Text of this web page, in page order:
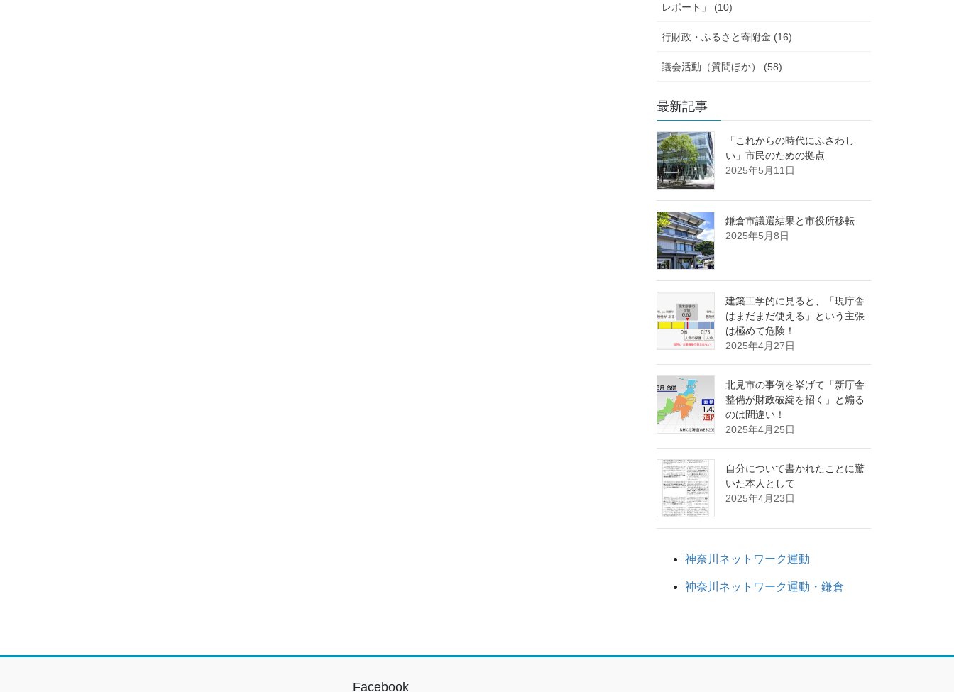
レポート」 (10)
行財政・ふるさと寄附金 (16)
議会活動（質問ほか） (58)
最新記事
「これからの時代にふさわし
い」市民のための拠点
2025年5月11日
鎌倉市議選結果と市役所移転
2025年5月8日
建築工学的に見ると、「現庁舎
はまだまだ使える」という主張
は極めて危険！
2025年4月27日
北見市の事例を挙げて「新庁舎
整備が財政破綻を招く」と煽る
のは間違い！
2025年4月25日
自分について書かれたことに驚
いた本人として
2025年4月23日
神奈川ネットワーク運動
神奈川ネットワーク運動・鎌倉
Facebook